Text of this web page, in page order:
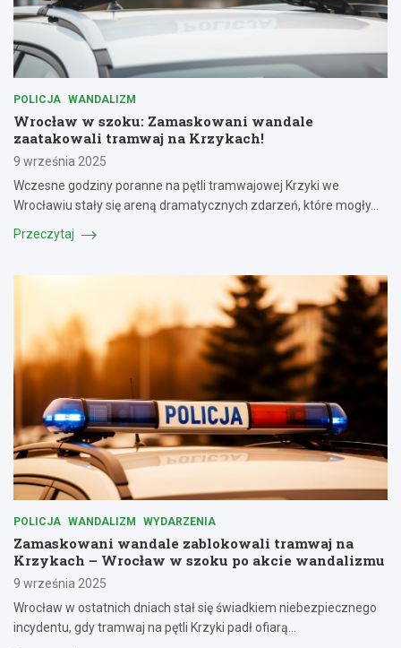
POLICJA WANDALIZM
Wrocław w szoku: Zamaskowani wandale
zaatakowali tramwaj na Krzykach!
9 września 2025
Wczesne godziny poranne na pętli tramwajowej Krzyki we
Wrocławiu stały się areną dramatycznych zdarzeń, które mogły…
Przeczytaj
POLICJA WANDALIZM WYDARZENIA
Zamaskowani wandale zablokowali tramwaj na
Krzykach – Wrocław w szoku po akcie wandalizmu
9 września 2025
Wrocław w ostatnich dniach stał się świadkiem niebezpiecznego
incydentu, gdy tramwaj na pętli Krzyki padł ofiarą…